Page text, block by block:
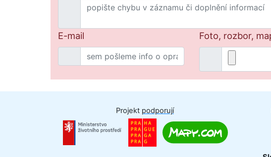
E-mail Foto, rozbor,
Projekt podporují